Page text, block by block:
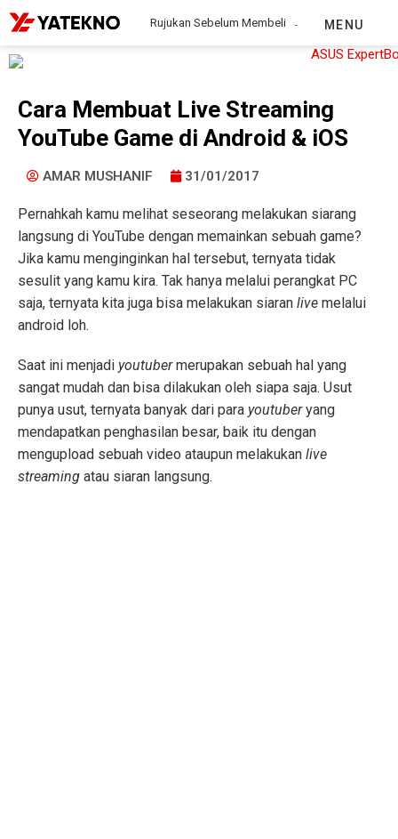
Rujukan Sebelum Membeli MENU
Cara Membuat Live Streaming
YouTube Game di Android & iOS
AMAR MUSHANIF 31/01/2017
Pernahkah kamu melihat seseorang melakukan siarang
langsung di YouTube dengan memainkan sebuah game?
Jika kamu menginginkan hal tersebut, ternyata tidak
sesulit yang kamu kira. Tak hanya melalui perangkat PC
saja, ternyata kita juga bisa melakukan siaran live melalui
android loh.
Saat ini menjadi youtubermerupakan sebuah hal yang
sangat mudah dan bisa dilakukan oleh siapa saja. Usut
punya usut, ternyata banyak dari para youtuberyang
mendapatkan penghasilan besar, baik itu dengan
mengupload sebuah video ataupun melakukan live
streaming atau siaran langsung.